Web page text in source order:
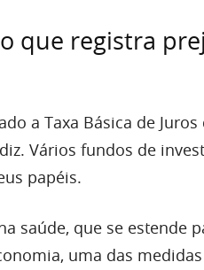
que registra
a Taxa Básica de Juros
Vários fundos de
papéis.
saúde, que se estende
uma das